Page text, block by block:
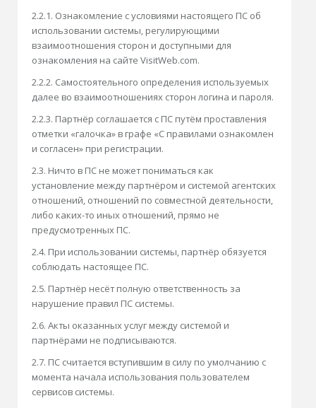
2.2.1. Ознакомление с условиями настоящего ПС об
использовании системы, регулирующими
взаимоотношения сторон и доступными для
ознакомления на сайте VisitWeb.com.
2.2.2. Самостоятельного определения используемых
далее во взаимоотношениях сторон логина и пароля.
2.2.3. Партнёр соглашается с ПС путём проставления
отметки «галочка» в графе «С правилами ознакомлен
и согласен» при регистрации.
2.3. Ничто в ПС не может пониматься как
установление между партнёром и системой агентских
отношений, отношений по совместной деятельности,
либо каких-то иных отношений, прямо не
предусмотренных ПС.
2.4. При использовании системы, партнёр обязуется
соблюдать настоящее ПС.
2.5. Партнёр несёт полную ответственность за
нарушение правил ПС системы.
2.6. Акты оказанных услуг между системой и
партнёрами не подписываются.
2.7. ПС считается вступившим в силу по умолчанию с
момента начала использования пользователем
сервисов системы.